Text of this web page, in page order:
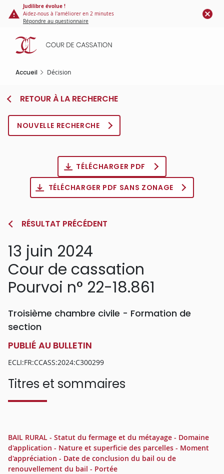
Panneau de gestion des cookies
contenu
principal
Judilibre évolue !
Aidez-nous à l'améliorer en 2 minutes
Répondre au questionnaire
Accueil Décision
RETOUR À LA RECHERCHE
NOUVELLE RECHERCHE
TÉLÉCHARGER PDF
TÉLÉCHARGER PDF SANS ZONAGE
RÉSULTAT PRÉCÉDENT
13 juin 2024
Cour de cassation
Pourvoi n° 22-18.861
Troisième chambre civile - Formation de
section
PUBLIÉ AU BULLETIN
ECLI:FR:CCASS:2024:C300299
Titres et sommaires
BAIL RURAL - Statut du fermage et du métayage - Domaine
d'application - Nature et superficie des parcelles - Moment
d'appréciation - Date de conclusion du bail ou de
renouvellement du bail - Portée